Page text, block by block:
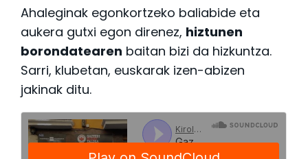
Ahaleginak egonkortzeko baliabide eta
aukera gutxi egon direnez, hiztunen
borondatearen baitan bizi da hizkuntza.
Sarri, klubetan, euskarak izen-abizen
jakinak ditu.